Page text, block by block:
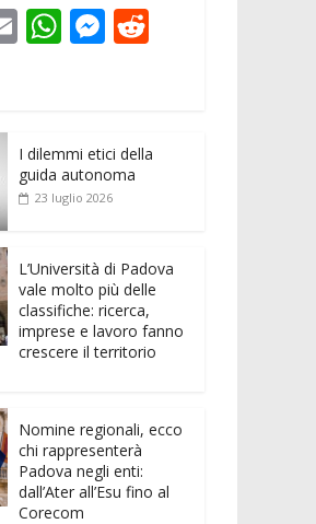
E W
A
p
M
n
g
t
I dilemmi etici della
guida autonoma
23 luglio 2026
L’Università di Padova
vale molto più delle
classifiche: ricerca,
imprese e lavoro fanno
crescere il territorio
Nomine regionali, ecco
chi rappresenterà
Padova negli enti:
dall’Ater all’Esu fino al
Corecom